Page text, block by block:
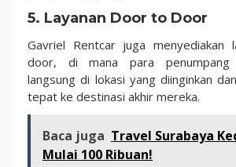
5. Layanan Door to Door
Gavriel Rentcar juga menyediakan
door, di mana para penumpang
langsung di lokasi yang diinginkan
tepat ke destinasi akhir mereka.
Baca juga Travel Surabaya
Mulai 100 Ribuan!